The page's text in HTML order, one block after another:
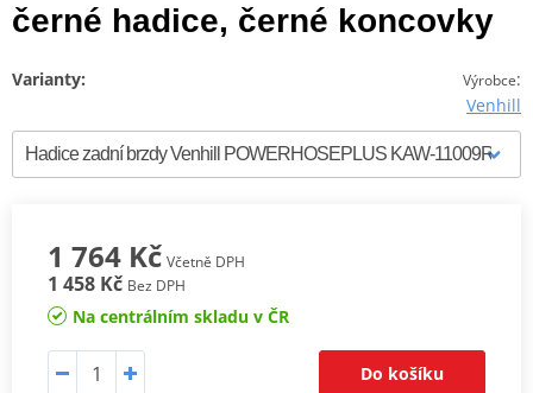
černé hadice, černé koncovky
Výrobce:
Venhill
Varianty:
1 764 Kč Včetně DPH
1 458 Kč Bez DPH
Na centrálním skladu v ČR
Do košíku